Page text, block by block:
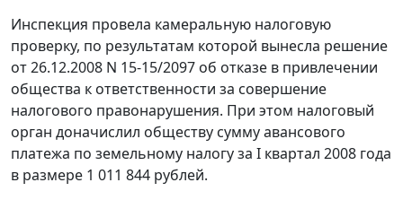
Инспекция провела камеральную налоговую
проверку, по результатам которой вынесла решение
от 26.12.2008 N 15-15/2097 об отказе в привлечении
общества к ответственности за совершение
налогового правонарушения. При этом налоговый
орган доначислил обществу сумму авансового
платежа по земельному налогу за I квартал 2008 года
в размере 1 011 844 рублей.